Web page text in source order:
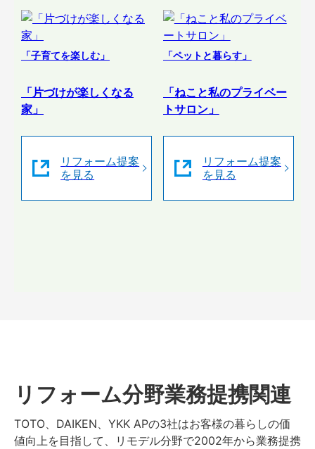
「子育てを楽しむ」
「片づけが楽しくなる
家」
リフォーム提案
を見る
「ペットと暮らす」
「ねこと私のプライベー
トサロン」
リフォーム提案
を見る
リフォーム分野業務提携関連
TOTO、DAIKEN、YKK APの3社はお客様の暮らしの価
値向上を目指して、リモデル分野で2002年から業務提携